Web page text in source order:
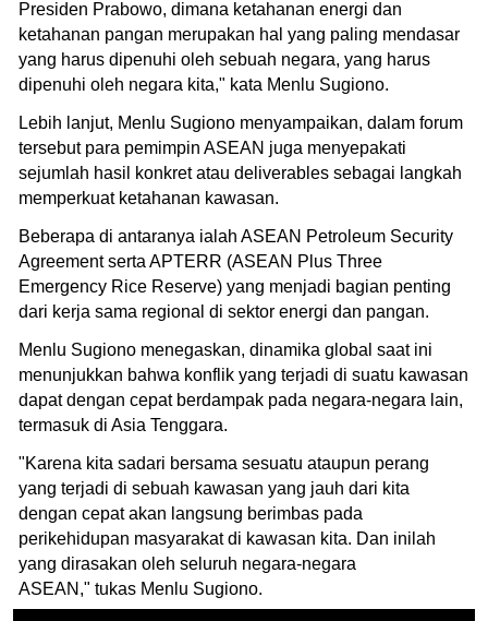
Presiden Prabowo, dimana ketahanan energi dan
ketahanan pangan merupakan hal yang paling mendasar
yang harus dipenuhi oleh sebuah negara, yang harus
dipenuhi oleh negara kita," kata Menlu Sugiono.
Lebih lanjut, Menlu Sugiono menyampaikan, dalam forum
tersebut para pemimpin ASEAN juga menyepakati
sejumlah hasil konkret atau deliverables sebagai langkah
memperkuat ketahanan kawasan.
Beberapa di antaranya ialah ASEAN Petroleum Security
Agreement serta APTERR (ASEAN Plus Three
Emergency Rice Reserve) yang menjadi bagian penting
dari kerja sama regional di sektor energi dan pangan.
Menlu Sugiono menegaskan, dinamika global saat ini
menunjukkan bahwa konflik yang terjadi di suatu kawasan
dapat dengan cepat berdampak pada negara-negara lain,
termasuk di Asia Tenggara.
"Karena kita sadari bersama sesuatu ataupun perang
yang terjadi di sebuah kawasan yang jauh dari kita
dengan cepat akan langsung berimbas pada
perikehidupan masyarakat di kawasan kita. Dan inilah
yang dirasakan oleh seluruh negara-negara
ASEAN," tukas Menlu Sugiono.